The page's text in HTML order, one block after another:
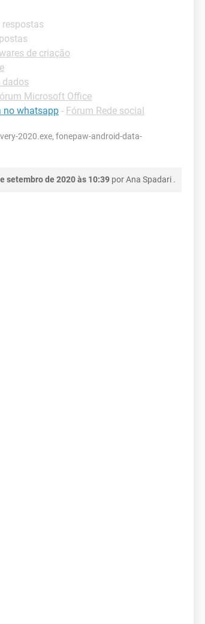
respostas
de criação
dados
Microsoft Office
no whatsapp - Fórum Rede social
2020.exe, fonepaw-android-data-
setembro de 2020 às 10:39 porAna Spadari .